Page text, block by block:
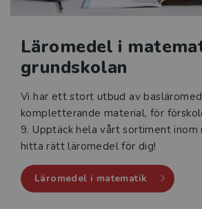
Läromedel i
grundskolan
Vi har ett stort utbud av
kompletterande material, för
9. Upptäck hela vårt sortiment inom
hitta rätt läromedel för dig!
Läromedel i matematik